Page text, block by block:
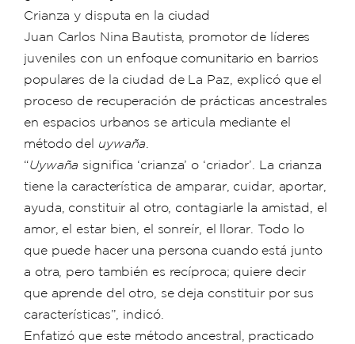
Crianza y disputa en la ciudad
Juan Carlos Nina Bautista, promotor de líderes
juveniles con un enfoque comunitario en barrios
populares de la ciudad de La Paz, explicó que el
proceso de recuperación de prácticas ancestrales
en espacios urbanos se articula mediante el
método del uywaña
“Uywaña significa ‘crianza’ o ‘criador’. La crianza
tiene la característica de amparar, cuidar, aportar,
ayuda, constituir al otro, contagiarle la amistad, el
amor, el estar bien, el sonreír, el llorar. Todo lo
que puede hacer una persona cuando está junto
a otra, pero también es recíproca; quiere decir
que aprende del otro, se deja constituir por sus
características”, indicó.
Enfatizó que este método ancestral, practicado